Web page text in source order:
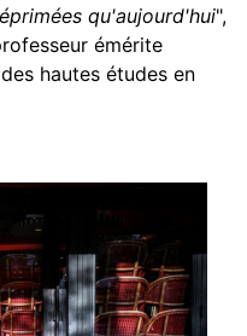
qu'aujourd'hui",
émérite
hautes études en